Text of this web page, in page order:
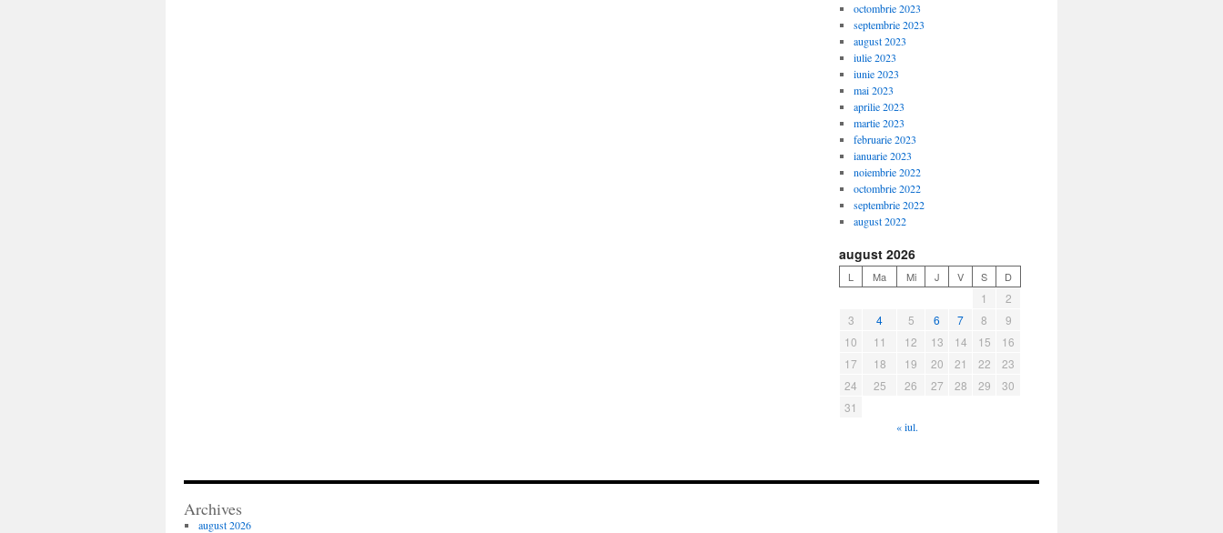
octombrie 2023
septembrie 2023
august 2023
iulie 2023
iunie 2023
mai 2023
aprilie 2023
martie 2023
februarie 2023
ianuarie 2023
noiembrie 2022
octombrie 2022
septembrie 2022
august 2022
august 2026
L Ma Mi J V S D
1
2
3
4 5 6 7 8
9
10
11 12 13 14 15
16
17
18 19 20 21 22
23
24
25 26 27 28 29
30
31
« iul.
Archives
august 2026